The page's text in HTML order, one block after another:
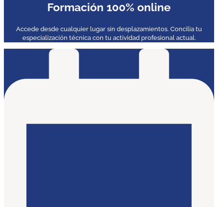
Formación 100% online
Accede desde cualquier lugar sin desplazamientos. Concilia tu
especialización técnica con tu actividad profesional actual.